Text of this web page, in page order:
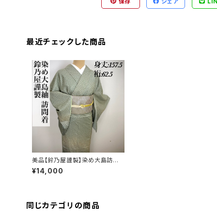
最近チェックした商品
美品【鈴乃屋謹製】染め大島訪問
着 正絹q535
¥14,000
同じカテゴリの商品